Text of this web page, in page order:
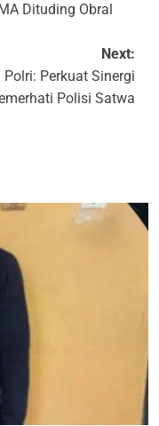
Dituding Obral
Next:
Perkuat Sinergi
Polisi Satwa